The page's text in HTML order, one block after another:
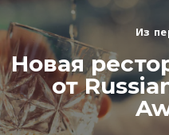
Из
Новая
от